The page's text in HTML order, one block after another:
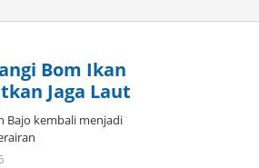
Bom Ikan
Jaga Laut
Bajo kembali menjadi